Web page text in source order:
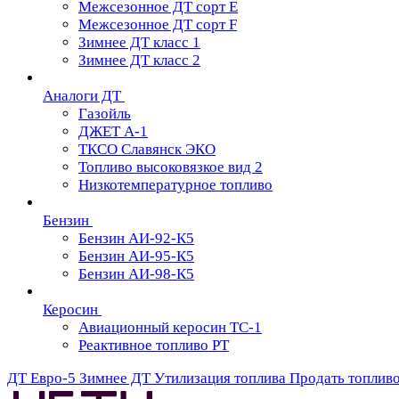
Межсезонное ДТ сорт Е
Межсезонное ДТ сорт F
Зимнее ДТ класс 1
Зимнее ДТ класс 2
Аналоги ДТ
Газойль
ДЖЕТ А-1
ТКСО Славянск ЭКО
Топливо высоковязкое вид 2
Низкотемпературное топливо
Бензин
Бензин АИ-92-К5
Бензин АИ-95-К5
Бензин АИ-98-К5
Керосин
Авиационный керосин ТС-1
Реактивное топливо РТ
ДТ Евро-5 Зимнее ДТ Утилизация топлива Продать топливо